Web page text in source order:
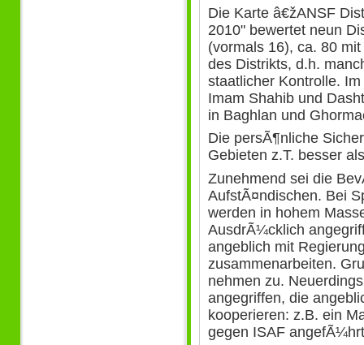
Die Karte â€žANSF
2010" bewertet neun
(vormals 16), ca. 80
des Distrikts, d.h.
staatlicher Kontrolle.
Imam Shahib und
in Baghlan und
Die persÃ¶nliche
Gebieten z.T. besser
Zunehmend sei die
AufstÃ¤ndischen. Bei
werden in hohem
AusdrÃ¼cklich
angeblich mit
zusammenarbeiten.
nehmen zu.
angegriffen, die
kooperieren: z.B. ein
gegen ISAF